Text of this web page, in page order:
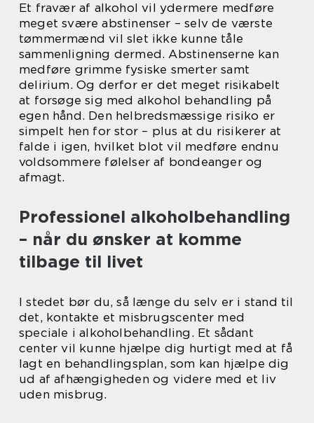
Et fravær af alkohol vil ydermere medføre
meget svære abstinenser – selv de værste
tømmermænd vil slet ikke kunne tåle
sammenligning dermed. Abstinenserne kan
medføre grimme fysiske smerter samt
delirium. Og derfor er det meget risikabelt
at forsøge sig med alkohol behandling på
egen hånd. Den helbredsmæssige risiko er
simpelt hen for stor – plus at du risikerer at
falde i igen, hvilket blot vil medføre endnu
voldsommere følelser af bondeanger og
afmagt.
Professionel alkoholbehandling
– når du ønsker at komme
tilbage til livet
I stedet bør du, så længe du selv er i stand til
det, kontakte et misbrugscenter med
speciale i alkoholbehandling. Et sådant
center vil kunne hjælpe dig hurtigt med at få
lagt en behandlingsplan, som kan hjælpe dig
ud af afhængigheden og videre med et liv
uden misbrug.